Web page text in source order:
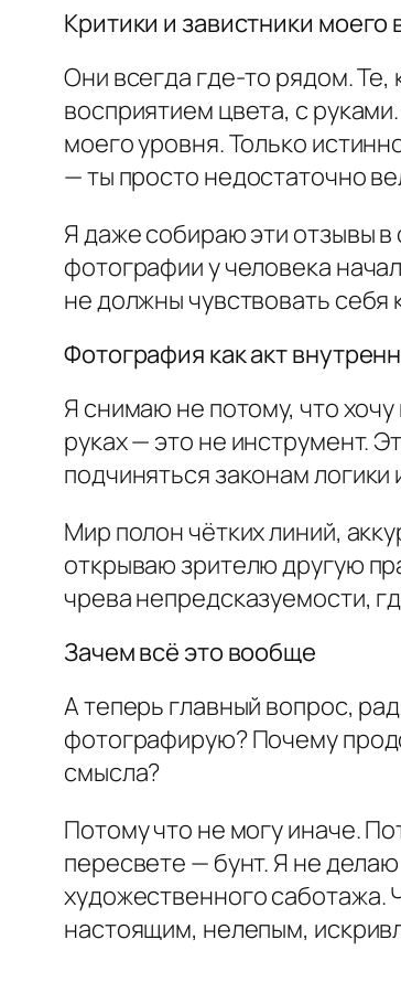
Критики и завистники моего
Они всегда где-то рядом. Те,
восприятием цвета, с
моего уровня. Только
— ты просто недостаточно
Я даже собираю эти отзывы
фотографии у человека
не должны чувствовать
Фотография как акт
Я снимаю не потому, что
руках — это не инструмент.
подчиняться законам логики
Мир полон чётких линий,
открываю зрителю другую
чрева непредсказуемости,
Зачем всё это вообще
А теперь главный вопрос,
фотографирую? Почему
смысла?
Потому что не могу иначе.
пересвете — бунт. Я не
художественного саботажа.
настоящим, нелепым,